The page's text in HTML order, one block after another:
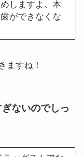
しますよ。本
ができなくな
ますね！
ないのでしっ